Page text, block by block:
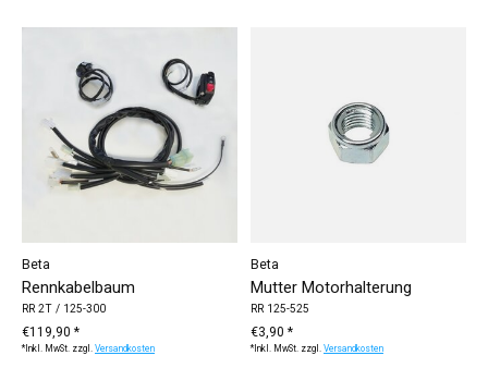
Beta
Rennkabelbaum
RR 2T / 125-300
€119,90 *
*Inkl. MwSt. zzgl.Versandkosten
Beta
Mutter Motorhalterung
RR 125-525
€3,90 *
*Inkl. MwSt. zzgl.Versandkosten